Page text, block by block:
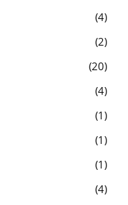
4
2
20
4
1
1
1
4